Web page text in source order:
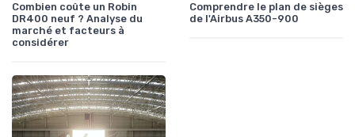
Combien coûte un Robin
DR400 neuf ? Analyse du
marché et facteurs à
considérer
Comprendre le plan de sièges
de l'Airbus A350-900